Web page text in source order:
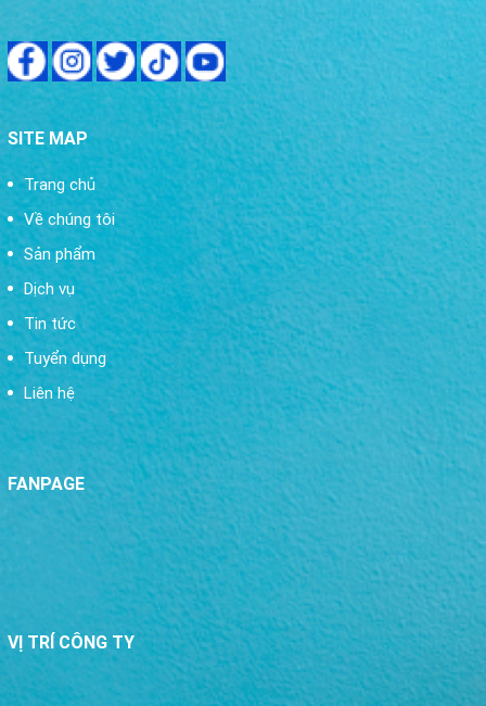
SITE MAP
Trang chủ
Về chúng tôi
Sản phẩm
Dịch vụ
Tin tức
Tuyển dụng
Liên hệ
FANPAGE
VỊ TRÍ CÔNG TY